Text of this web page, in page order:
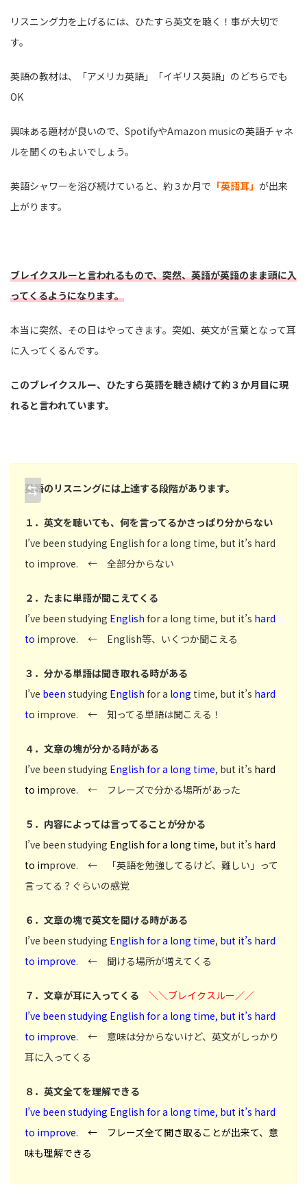
リスニング力を上げるには、ひたすら英文を聴く！事が大切で
す。
英語の教材は、「アメリカ英語」「イギリス英語」のどちらでも
OK
興味ある題材が良いので、SpotifyやAmazon musicの英語チャネ
ルを聞くのもよいでしょう。
英語シャワーを浴び続けていると、約３か月で 「英語耳」 が出来
上がります。
ブレイクスルーと言われるもので、突然、英語が英語のまま頭に入
ってくるようになります。
本当に突然、その日はやってきます。突如、英文が言葉となって耳
に入ってくるんです。
このブレイクスルー、ひたすら英語を聴き続けて約３か月目に現
れると言われています。
英語のリスニングには上達する段階があります。
１．英文を聴いても、何を言ってるかさっぱり分からない
I’ve been studying English for a long time, but it’s hard
to improve. ← 全部分からない
２．たまに単語が聞こえてくる
I’ve been studying English for a long time, but it’s hard
to improve. ← English等、いくつか聞こえる
３．分かる単語は聞き取れる時がある
I’ve been studying English for a long time, but it’s hard
to improve. ← 知ってる単語は聞こえる！
４．文章の塊が分かる時がある
I’ve been studying English for a long time, but it’s hard
to improve. ← フレーズで分かる場所があった
５．内容によっては言ってることが分かる
I’ve been studying English for a long time, but it’s hard
to improve. ← 「英語を勉強してるけど、難しい」って
言ってる？ぐらいの感覚
６．文章の塊で英文を聞ける時がある
I’ve been studying English for a long time, but it’s hard
to improve. ← 聞ける場所が増えてくる
７．文章が耳に入ってくる ＼＼ブレイクスルー／／
I’ve been studying English for a long time, but it’s hard
to improve. ← 意味は分からないけど、英文がしっかり
耳に入ってくる
８．英文全てを理解できる
I’ve been studying English for a long time, but it’s hard
to improve. ← フレーズ全て聞き取ることが出来て、意
味も理解できる